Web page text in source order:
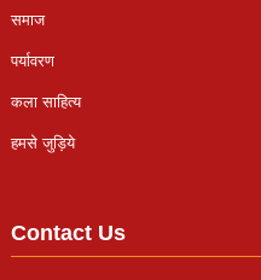
समाज
पर्यावरण
कला साहित्य
हमसे जुड़िये
Contact Us